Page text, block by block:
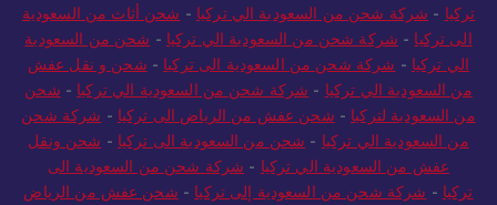
تركيا - شركة شحن من السعودية الي تركيا - شحن أثاث من السعودية
الى تركيا - شركة شحن من السعودية الي تركيا - شحن من السعودية
الي تركيا - شركة شحن من السعودية الى تركيا - شحن و نقل عفش
من السعودية الي تركيا - شركة شحن من السعودية الي تركيا - شحن
من السعودية لتركيا - شحن عفش من الرياض الى تركيا - شركة شحن
من السعودية الي تركيا - شحن من السعودية الى تركيا - شحن ونقل
عفش من السعودية الي تركيا - شركة شحن من السعودية الى
تركيا - شركة شحن من السعودية إلى تركيا - شحن عفش من الرياض